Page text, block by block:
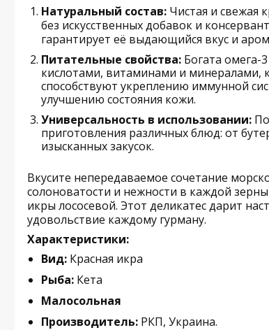
Натуральный состав: Чистая и свежая
без искусственных добавок и
гарантирует её выдающийся вкус и
Питательные свойства: Богата
кислотами, витаминами и минералами,
способствуют укреплению иммунной
улучшению состояния кожи.
Универсальность в использовании:
приготовления различных блюд: от
изысканных закусок.
Вкусите непередаваемое сочетание
солоноватости и нежности в каждой
икры лососевой. Этот деликатес дарит
удовольствие каждому гурману.
Характеристики:
Вид: Красная икра
Рыба: Кета
Малосольная
Производитель: РКП, Украина.